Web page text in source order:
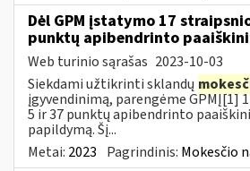
Dėl GPM įstatymo 17
punktų apibendrinto
Web turinio sąrašas 2023-10-03
Siekdami užtikrinti sklandų
įgyvendinimą, parengėme GPMĮ[1]
5 ir 37 punktų apibendrinto
papildymą. Šį...
Metai: 2023 Pagrindinis: Mokesčio